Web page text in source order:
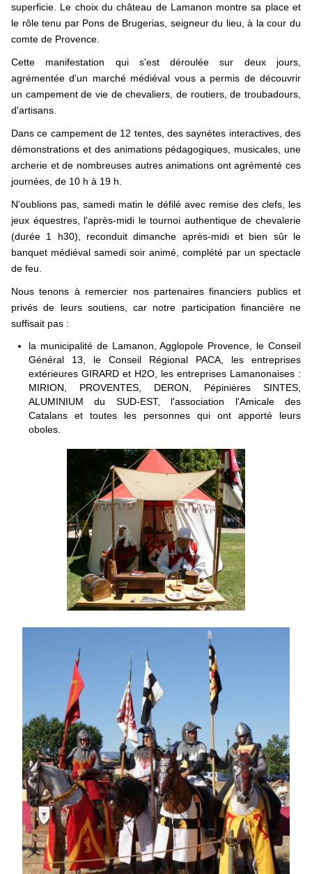
superficie. Le choix du château de Lamanon montre sa place et
le rôle tenu par Pons de Brugerias, seigneur du lieu, à la cour du
comte de Provence.
Cette manifestation qui s'est déroulée sur deux jours,
agrémentée d'un marché médiéval vous a permis de découvrir
un campement de vie de chevaliers, de routiers, de troubadours,
d'artisans.
Dans ce campement de 12 tentes, des saynètes interactives, des
démonstrations et des animations pédagogiques, musicales, une
archerie et de nombreuses autres animations ont agrémenté ces
journées, de 10 h à 19 h.
N'oublions pas, samedi matin le défilé avec remise des clefs, les
jeux équestres, l'après-midi le tournoi authentique de chevalerie
(durée 1 h30), reconduit dimanche après-midi et bien sûr le
banquet médiéval samedi soir animé, complété par un spectacle
de feu.
Nous tenons à remercier nos partenaires financiers publics et
privés de leurs soutiens, car notre participation financière ne
suffisait pas :
la municipalité de Lamanon, Agglopole Provence, le Conseil
Général 13, le Conseil Régional PACA, les entreprises
extérieures GIRARD et H2O, les entreprises Lamanonaises :
MIRION, PROVENTES, DERON, Pépinières SINTES,
ALUMINIUM du SUD-EST, l'association l'Amicale des
Catalans et toutes les personnes qui ont apporté leurs
oboles.